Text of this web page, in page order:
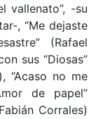
vallenato”, -su
, “Me dejaste
(Rafael
sus “Diosas”
“Acaso no me
de papel”
Corrales)